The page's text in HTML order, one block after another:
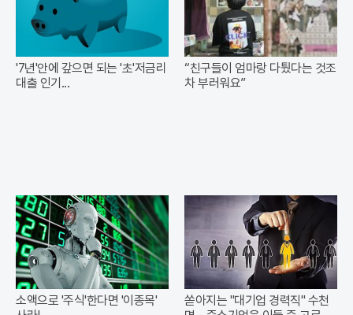
'7년'안에 갚으면 되는 '초'저금리
대출 인기...
“친구들이 엄마랑 다퉜다는 것조
차 부러워요”
소액으로 '주식'한다면 '이종목'
쏟아지는 "대기업 경력직" 수천